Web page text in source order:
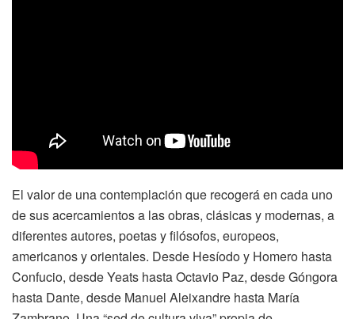
El valor de una contemplación que recogerá en cada uno
de sus acercamientos a las obras, clásicas y modernas, a
diferentes autores, poetas y filósofos, europeos,
americanos y orientales. Desde Hesíodo y Homero hasta
Confucio, desde Yeats hasta Octavio Paz, desde Góngora
hasta Dante, desde Manuel Aleixandre hasta María